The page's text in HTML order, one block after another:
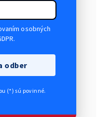
osobných
odber
(*) sú povinné.